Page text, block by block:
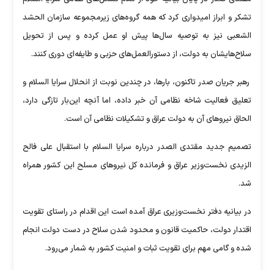
تشکر و ابراز امیدواری کرد که همه گروه‌های زیرمجموعه سازمان الحشد
الشعبی نیز به توصیه سال‌ها پیش او عمل کرده و پس از تحویل
سلاح‌هایشان به دولت، از دستورالعمل‌های حزبی و طایفه‌ای دوری کنند.
رهبر جریان صدر تاکنون، بارها، در چندین نوبت از انحلال سرایا السلام و
تعلیق فعالیت شاخه نظامی آن خبر داده، اما آنچه این‌بار تازگی دارد،
الحاق نیرو‌های آن به دولت عراق و تشکیلات نظامی آن است.
تصمیم جدید مقتدی الصدر درباره سرایا السلام با استقبال علی فالح
الزیدی نخست‌وزیر عراق و فرمانده کل نیرو‌های مسلح این کشور همراه
شد.
در بیانیه دفتر نخست‌وزیری عراق آمده است این اقدام در راستای تقویت
اقتدار دولت، حاکمیت قانون و محدود شدن سلاح در دست دولت انجام
شده و گامی مهم برای تقویت ثبات و امنیت کشور به شمار می‌رود.